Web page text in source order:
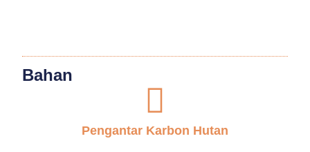
Bahan
Pengantar Karbon Hutan